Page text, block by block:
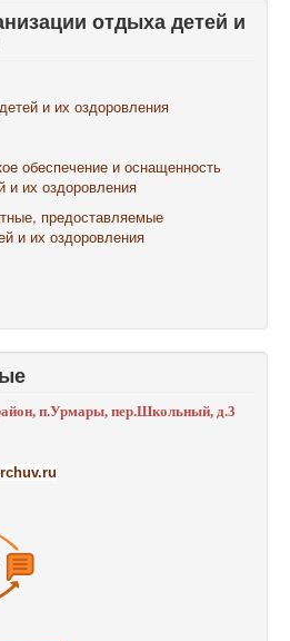
отдыха детей и
и их оздоровления
обеспечение и оснащенность
и их оздоровления
предоставляемые
и их оздоровления
п.Урмары, пер.Школьный, д.3